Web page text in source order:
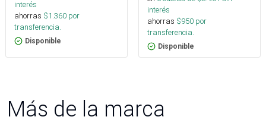
interés
ahorras $1.360 por
transferencia.
Disponible
interés
ahorras $950 por
transferencia.
Disponible
Más de la marca